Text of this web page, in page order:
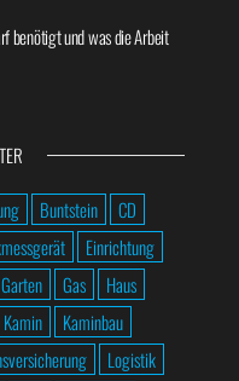
benötigt und was die Arbeit
Buntstein
CD
Einrichtung
Garten Gas
Haus
Kamin
Kaminbau
Logistik